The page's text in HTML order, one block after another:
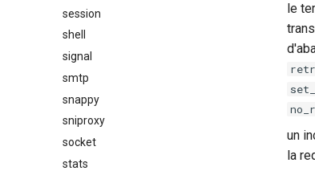
session
shell
signal
smtp
snappy
sniproxy
socket
stats
le
un
la